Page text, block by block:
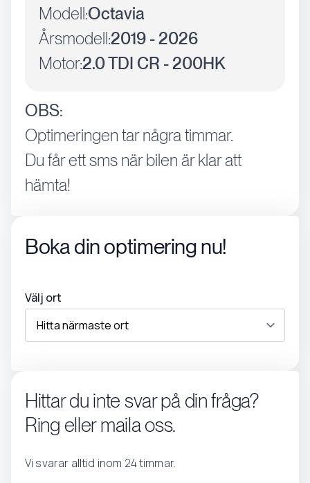
Modell:Octavia
Årsmodell:2019 - 2026
Motor:2.0 TDI CR - 200HK
OBS:
Optimeringen tar några timmar.
Du får ett sms när bilen är klar att
hämta!
Boka din optimering nu!
Välj ort
Hittar du inte svar på din fråga?
Ring eller maila oss.
Vi svarar alltid inom 24 timmar.